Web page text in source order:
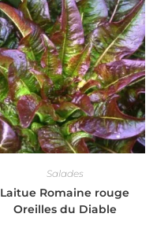
Salades
Laitue Romaine rouge
Oreilles du Diable